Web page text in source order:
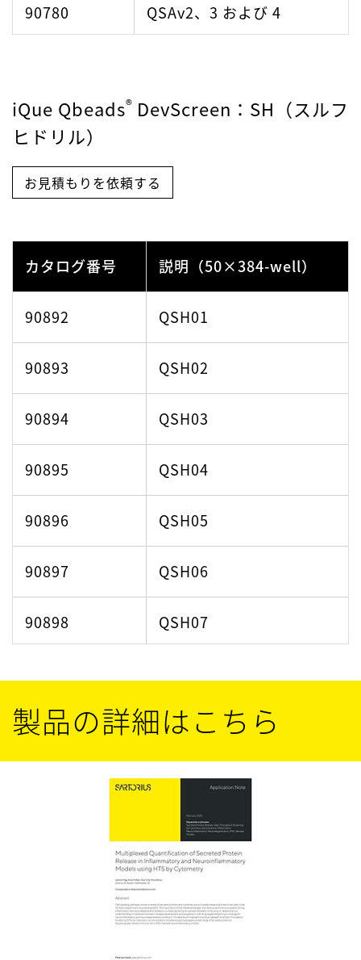
90780 QSAv2、3 および 4
90792
および5
iQue Qbeads® DevScreen ：SH（スルフ
ヒドリル）
お見積もりを依頼する
カタログ番号 説明（50×384-well）
90892 QSH01
90893 QSH02
90894 QSH03
90895 QSH04
90896 QSH05
90897 QSH06
90898 QSH07
90904 QSH13
QSH17
QSH22
QSH24
QSH25
製品の詳細はこちら